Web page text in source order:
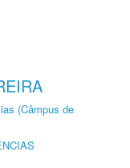
(Câmpus de